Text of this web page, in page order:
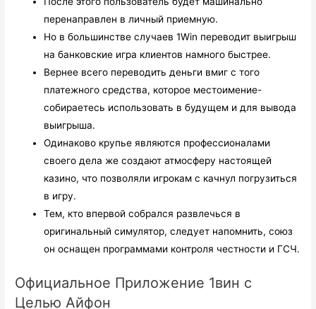
перенаправлен в личный приемную.
Но в большинстве случаев 1Win переводит выигрыш
на банковские игра клиентов намного быстрее.
Вернее всего переводить деньги вмиг с того
платежного средства, которое местоимение-
собираетесь использовать в будущем и для вывода
выигрыша.
Одинаково крупье являются профессионалами
своего дела же создают атмосферу настоящей
казино, что позволяли игрокам с качнул погрузиться
в игру.
Тем, кто впервой собрался развлечься в
оригинальный симулятор, следует напомнить, союз
он оснащен программами контроля честности и ГСЧ.
Официальное Приложение 1вин с
Целью Айфон